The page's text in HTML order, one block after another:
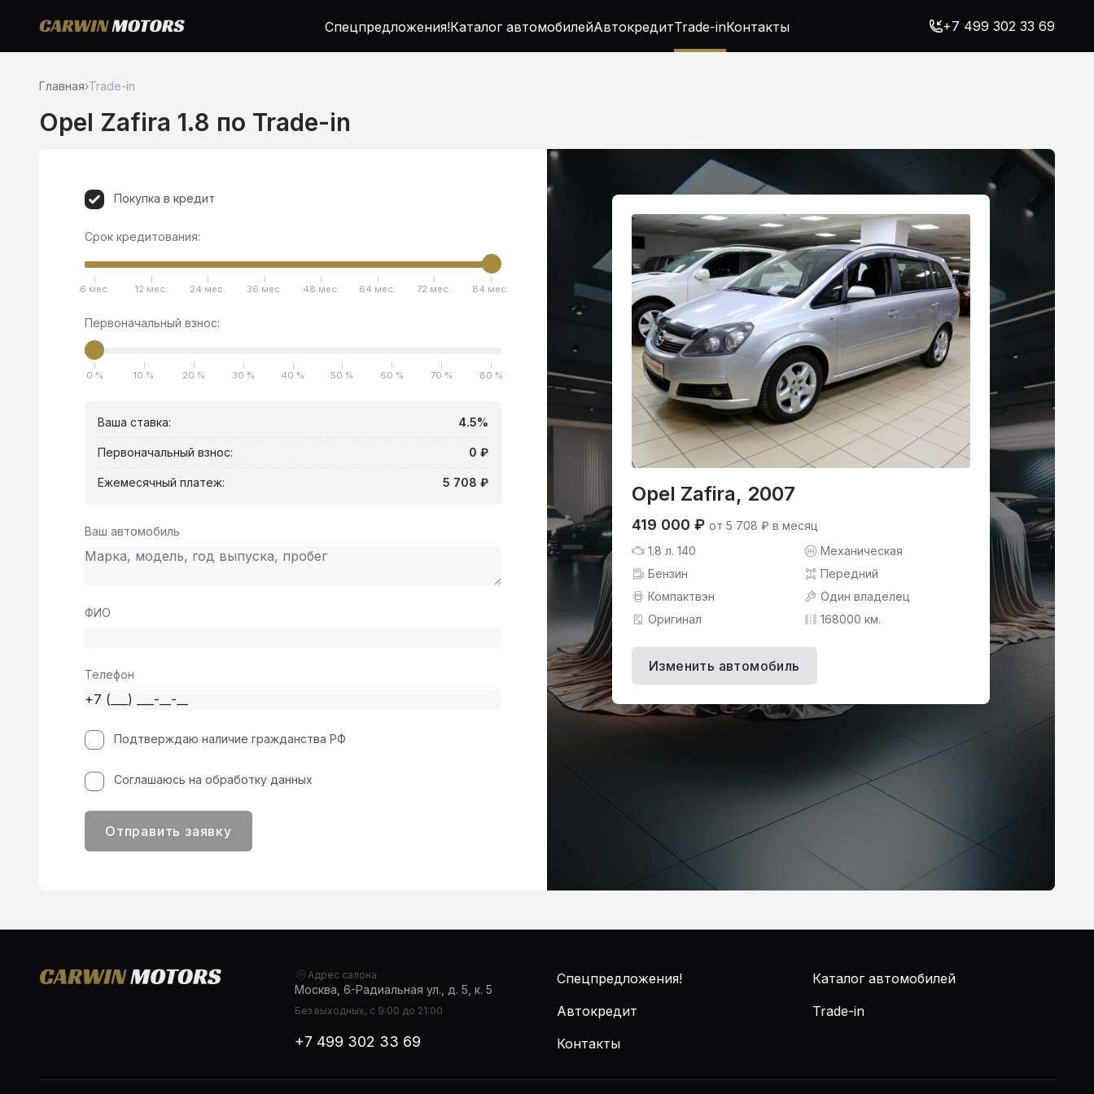
Спецпредложения!Каталог автомобилейАвтокредитTrade-inКонтакты +7 499 302 33 69
Главная›Trade-in
Opel Zafira 1.8 по Trade-in
Opel Zafira, 2007
419 000 ₽ от 5 708 ₽ в месяц
1.8 л. 140
Механическая
Бензин
Передний
Компактвэн
Один владелец
Оригинал
168000 км.
Изменить автомобиль
Покупка в кредит
Срок кредитования:
6 мес. 12 мес. 24 мес. 36 мес. 48 мес. 64 мес. 72 мес. 84 мес.
Первоначальный взнос:
0 % 10 % 20 % 30 % 40 % 50 % 60 % 70 % 80 %
Ваша ставка: 4.5%
Первоначальный взнос: 0 ₽
Ежемесячный платеж: 5 708 ₽
Ваш автомобиль
ФИО
Телефон
Подтверждаю наличие гражданства РФ
Соглашаюсь на обработку данных
Отправить заявку
Адрес салона
Москва, 6-Радиальная ул., д. 5, к. 5
Без выходных, с 9:00 до 21:00
+7 499 302 33 69
Спецпредложения!
Каталог автомобилей
Автокредит
Trade-in
Контакты